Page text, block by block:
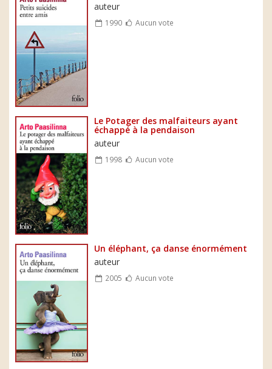
auteur
1990 Aucun vote
Le Potager des malfaiteurs ayant
échappé à la pendaison
auteur
1998 Aucun vote
Un éléphant, ça danse énormément
auteur
2005 Aucun vote